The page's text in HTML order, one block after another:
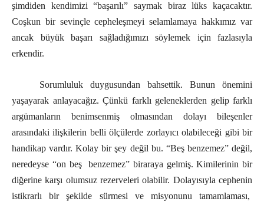
şimdiden kendimizi “başarılı” saymak biraz lüks kaçacaktır.
Coşkun bir sevinçle cepheleşmeyi selamlamaya hakkımız var
ancak büyük başarı sağladığımızı söylemek için fazlasıyla
erkendir.
Sorumluluk duygusundan bahsettik. Bunun önemini
yaşayarak anlayacağız. Çünkü farklı geleneklerden gelip farklı
argümanların benimsenmiş olmasından dolayı bileşenler
arasındaki ilişkilerin belli ölçülerde zorlayıcı olabileceği gibi bir
handikap vardır. Kolay bir şey değil bu. “Beş benzemez” değil,
neredeyse “on beş benzemez” biraraya gelmiş. Kimilerinin bir
diğerine karşı olumsuz rezerveleri olabilir. Dolayısıyla cephenin
istikrarlı bir şekilde sürmesi ve misyonunu tamamlaması,